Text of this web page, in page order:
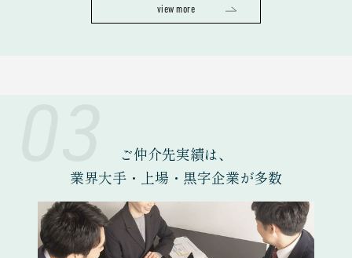
view more
ご仲介先実績は、
業界大手・上場・黒字企業が多数